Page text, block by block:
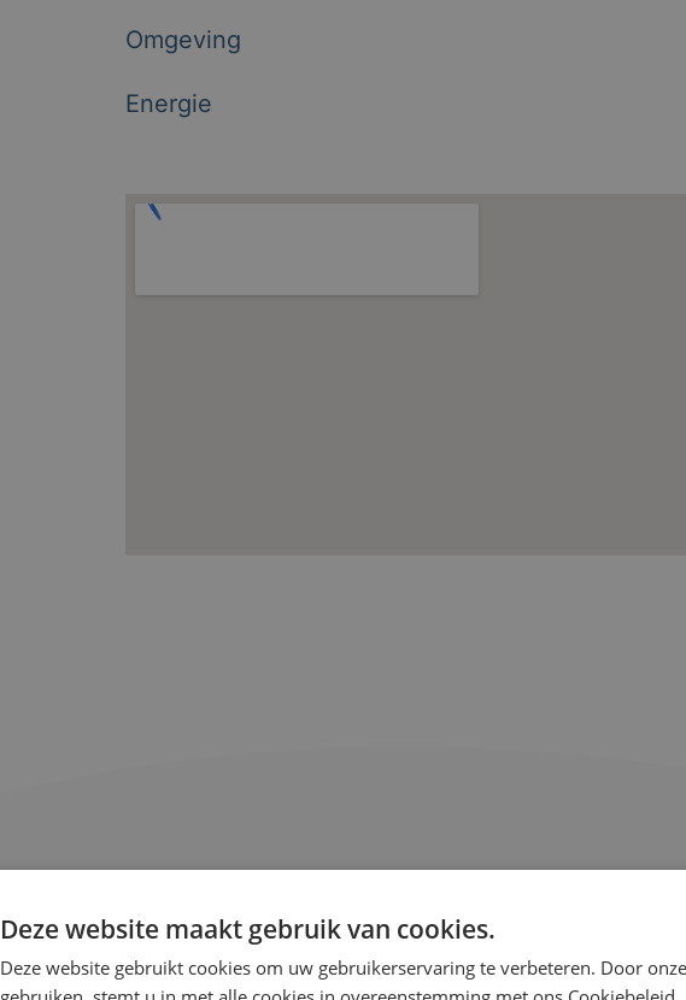
Omgeving
Energie
Deze website maakt gebruik van cookies.
Deze website gebruikt cookies om uw gebruikerservaring te verbeteren. Door